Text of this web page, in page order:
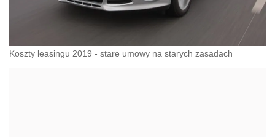
Koszty leasingu 2019 - stare umowy na starych zasadach